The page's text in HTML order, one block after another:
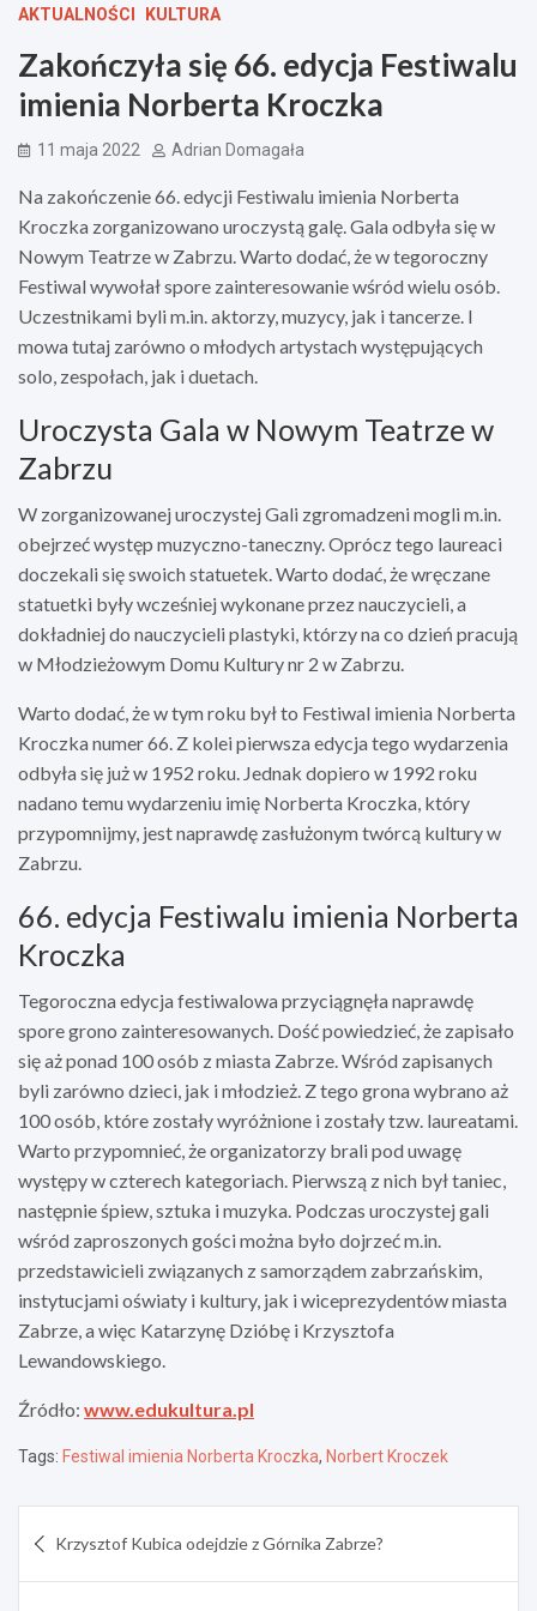
AKTUALNOŚCI KULTURA
Zakończyła się 66. edycja Festiwalu
imienia Norberta Kroczka
11 maja 2022 Adrian Domagała
Na zakończenie 66. edycji Festiwalu imienia Norberta
Kroczka zorganizowano uroczystą galę. Gala odbyła się w
Nowym Teatrze w Zabrzu. Warto dodać, że w tegoroczny
Festiwal wywołał spore zainteresowanie wśród wielu osób.
Uczestnikami byli m.in. aktorzy, muzycy, jak i tancerze. I
mowa tutaj zarówno o młodych artystach występujących
solo, zespołach, jak i duetach.
Uroczysta Gala w Nowym Teatrze w
Zabrzu
W zorganizowanej uroczystej Gali zgromadzeni mogli m.in.
obejrzeć występ muzyczno-taneczny. Oprócz tego laureaci
doczekali się swoich statuetek. Warto dodać, że wręczane
statuetki były wcześniej wykonane przez nauczycieli, a
dokładniej do nauczycieli plastyki, którzy na co dzień pracują
w Młodzieżowym Domu Kultury nr 2 w Zabrzu.
Warto dodać, że w tym roku był to Festiwal imienia Norberta
Kroczka numer 66. Z kolei pierwsza edycja tego wydarzenia
odbyła się już w 1952 roku. Jednak dopiero w 1992 roku
nadano temu wydarzeniu imię Norberta Kroczka, który
przypomnijmy, jest naprawdę zasłużonym twórcą kultury w
Zabrzu.
66. edycja Festiwalu imienia Norberta
Kroczka
Tegoroczna edycja festiwalowa przyciągnęła naprawdę
spore grono zainteresowanych. Dość powiedzieć, że zapisało
się aż ponad 100 osób z miasta Zabrze. Wśród zapisanych
byli zarówno dzieci, jak i młodzież. Z tego grona wybrano aż
100 osób, które zostały wyróżnione i zostały tzw. laureatami.
Warto przypomnieć, że organizatorzy brali pod uwagę
występy w czterech kategoriach. Pierwszą z nich był taniec,
następnie śpiew, sztuka i muzyka. Podczas uroczystej gali
wśród zaproszonych gości można było dojrzeć m.in.
przedstawicieli związanych z samorządem zabrzańskim,
instytucjami oświaty i kultury, jak i wiceprezydentów miasta
Zabrze, a więc Katarzynę Dzióbę i Krzysztofa
Lewandowskiego.
Źródło: www.edukultura.pl
Tags: Festiwal imienia Norberta Kroczka, Norbert Kroczek
wpisu
Krzysztof Kubica odejdzie z Górnika Zabrze?